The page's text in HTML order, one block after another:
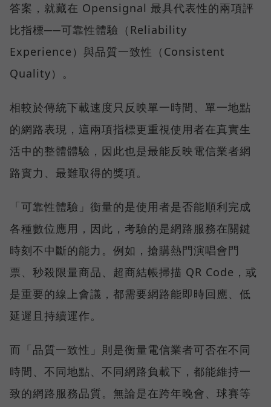
答案，就藏在 Opensignal 最具代表性的兩項評
比指標──可靠性體驗（Reliability
Experience）與品質一致性（Consistent
Quality）。
相較於傳統下載速度只反映單一時間、單一地點
的網路表現，這兩項指標更重視使用者在真實生
活中的整體體驗，因此也是最能反映電信業者網
路實力、最難取得的獎項。
「可靠性體驗」衡量的是使用者是否能順利完成
各種數位應用，因此，考驗的是網路服務在關鍵
時刻不中斷的能力。例如，搶購熱門演唱會門
票、秒殺限量商品、超商結帳掃描 QR Code，或
是重要的線上會議，都需要網路能即時回應、低
延遲且持續運作。
而「品質一致性」則是衡量電信業者可否在不同
時間、不同地點、不同網路負載下，都能維持一
致的網路服務品質。無論是在跨年晚會、球賽等